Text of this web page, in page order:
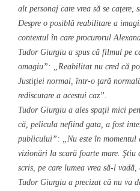
alt personaj care vrea să se caţere,
Despre o posiblă reabilitare a
contextul în care procurorul
Tudor Giurgiu a spus că filmul pe
omagiu”: „Reabilitat nu cred că
Justiţiei normal, într-o ţară
rediscutare a acestui caz”.
Tudor Giurgiu a ales spaţii mici
că, pelicula nefiind gata, a fost
publicului”: „Nu este în momentul
vizionări la scară foarte mare. Ştiu
scris, pe care lumea vrea să-l vadă,
Tudor Giurgiu a precizat că nu va